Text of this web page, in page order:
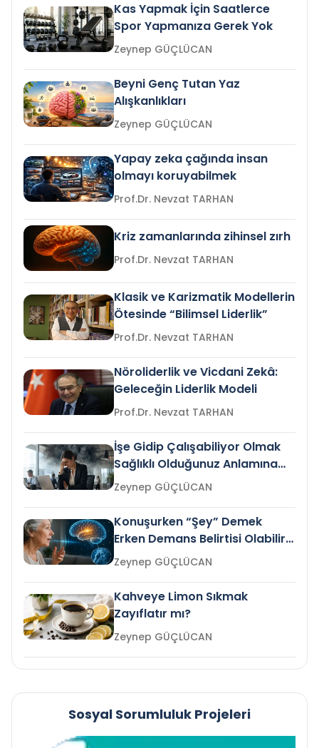
Kas Yapmak İçin Saatlerce
Spor Yapmanıza Gerek Yok
Zeynep GÜÇLÜCAN
Beyni Genç Tutan Yaz
Alışkanlıkları
Zeynep GÜÇLÜCAN
Yapay zeka çağında insan
olmayı koruyabilmek
Prof.Dr. Nevzat TARHAN
Kriz zamanlarında zihinsel zırh
Prof.Dr. Nevzat TARHAN
Klasik ve Karizmatik Modellerin
Ötesinde “Bilimsel Liderlik”
Prof.Dr. Nevzat TARHAN
Nöroliderlik ve Vicdani Zekâ:
Geleceğin Liderlik Modeli
Prof.Dr. Nevzat TARHAN
İşe Gidip Çalışabiliyor Olmak
Sağlıklı Olduğunuz Anlamına
Gelir mi?Zeynep GÜÇLÜCAN
Konuşurken “Şey” Demek
Erken Demans Belirtisi Olabilir
mi?
Zeynep GÜÇLÜCAN
Kahveye Limon Sıkmak
Zayıflatır mı?
Zeynep GÜÇLÜCAN
Sosyal Sorumluluk Projeleri